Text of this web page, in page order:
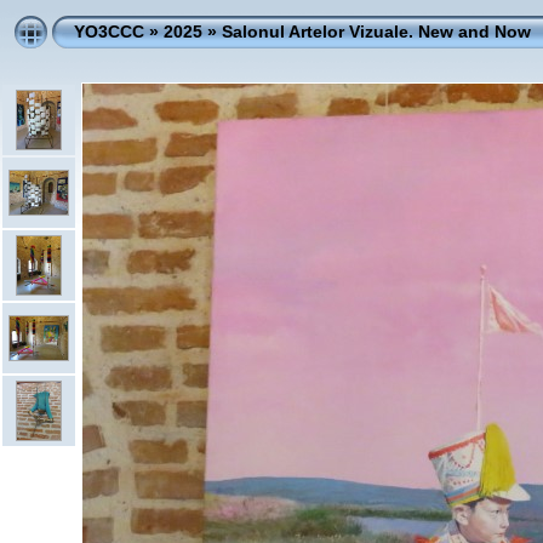
YO3CCC»2025»Salonul Artelor Vizuale. New and Now